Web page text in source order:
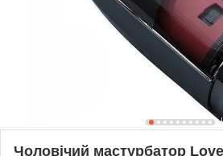
Чоловічий мастурбатор